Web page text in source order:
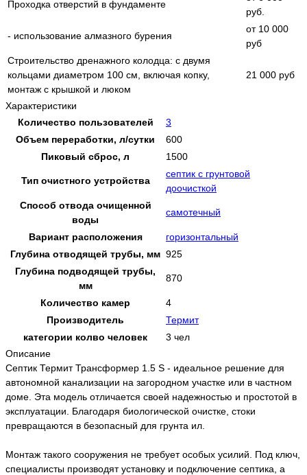
Проходка отверстий в фундаменте
руб.
- использование алмазного бурения
от 10 000
руб
Строительство дренажного колодца: с двумя
кольцами диаметром 100 см, включая копку,
монтаж с крышкой и люком
21 000 руб
Характеристики
Количество пользователей
3
Объем переработки, л/сутки
600
Пиковый сброс, л
1500
Тип очистного устройства
септик с грунтовой
доочисткой
Способ отвода очищенной
воды
самотечный
Вариант расположения
горизонтальный
Глубина отводящей трубы, мм 925
Глубина подводящей трубы,
мм
870
Количество камер
4
Производитель
Термит
категории колво человек
3 чел
Описание
Септик Термит Трансформер 1.5 S - идеальное решение для
автономной канализации на загородном участке или в частном
доме. Эта модель отличается своей надежностью и простотой в
эксплуатации. Благодаря биологической очистке, стоки
превращаются в безопасный для грунта ил.
Монтаж такого сооружения не требует особых усилий. Под ключ,
специалисты производят установку и подключение септика, а